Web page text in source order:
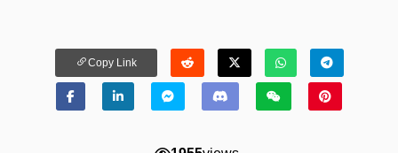
Copy Link